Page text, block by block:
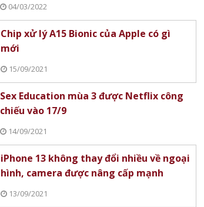
04/03/2022
Chip xử lý A15 Bionic của Apple có gì
mới
15/09/2021
Sex Education mùa 3 được Netflix công
chiếu vào 17/9
14/09/2021
iPhone 13 không thay đổi nhiều về ngoại
hình, camera được nâng cấp mạnh
13/09/2021